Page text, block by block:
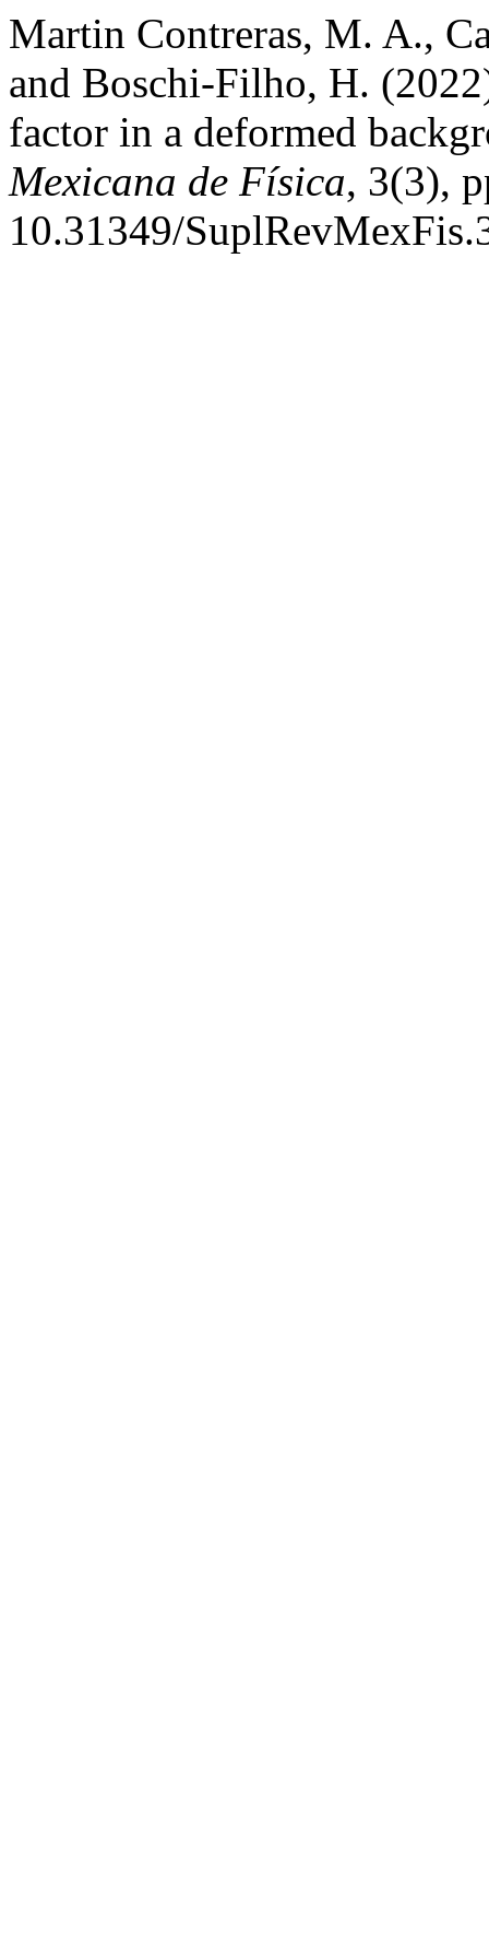
Martin Contreras, M. A.,
and Boschi-Filho, H.
factor in a deformed
Mexicana de Física, 3(3),
10.31349/